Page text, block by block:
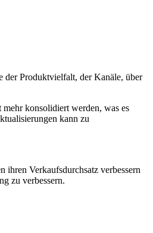
der Produktvielfalt, der Kanäle, über
konsolidiert werden, was es
kann zu
ihren Verkaufsdurchsatz verbessern
zu verbessern.